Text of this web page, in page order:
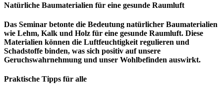
Natürliche Baumaterialien für eine gesunde Raumluft
Das Seminar betonte die Bedeutung natürlicher Baumaterialien
wie Lehm, Kalk und Holz für eine gesunde Raumluft. Diese
Materialien können die Luftfeuchtigkeit regulieren und
Schadstoffe binden, was sich positiv auf unsere
Geruchswahrnehmung und unser Wohlbefinden auswirkt.
Praktische Tipps für alle